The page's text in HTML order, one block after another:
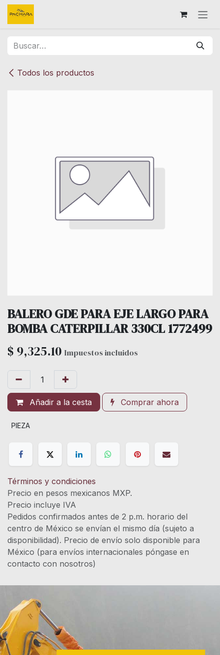
Ir al contenido
Todos los productos
BALERO GDE PARA EJE LARGO PARA
BOMBA CATERPILLAR 330CL 1772499
$ 9,325.10 Impuestos incluidos
Añadir a la cesta Comprar ahora
PIEZA
Términos y condiciones
Precio en pesos mexicanos MXP.
Precio incluye IVA
Pedidos confirmados antes de 2 p.m. horario del
centro de México se envían el mismo día (sujeto a
disponibilidad). Precio de envío solo disponible para
México (para envíos internacionales póngase en
contacto con nosotros)